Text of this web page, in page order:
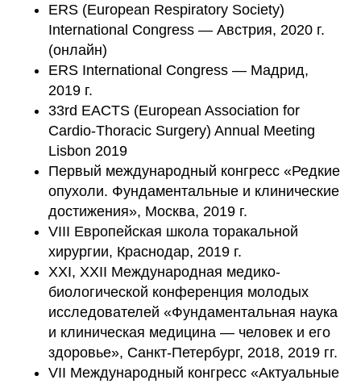
ERS (European Respiratory Society)
International Congress — Австрия, 2020 г.
(онлайн)
ERS International Congress — Мадрид,
2019 г.
33rd EACTS (European Association for
Cardio-Thoracic Surgery) Annual Meeting
Lisbon 2019
Первый международный конгресс «Редкие
опухоли. Фундаментальные и клинические
достижения», Москва, 2019 г.
VIII Европейская школа торакальной
хирургии, Краснодар, 2019 г.
XXI, XXII Международная медико-
биологической конференция молодых
исследователей «Фундаментальная наука
и клиническая медицина — человек и его
здоровье», Санкт-Петербург, 2018, 2019 гг.
VII Международный конгресс «Актуальные